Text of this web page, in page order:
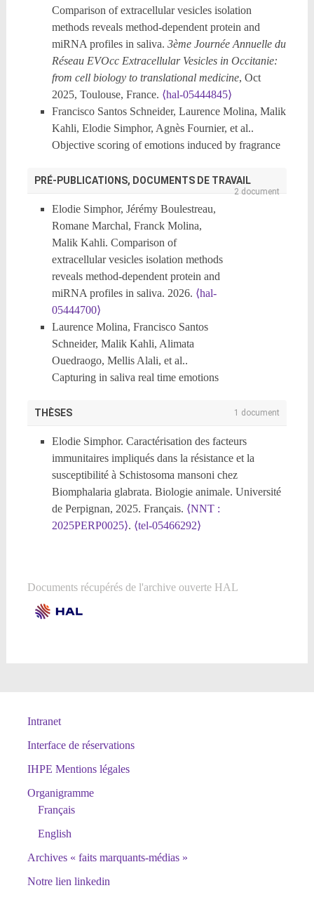
in B. glabrata by a global transcriptomic approach.
Congrès des doctorants de l'Université de Perpignan
UPVDoc, Association des doctorants UPVDoc, Nov
2022, Perpignan, France.⟨hal-03990844⟩
Comparison of extracellular vesicles isolation
methods reveals method-dependent protein and
miRNA profiles in saliva. 3ème Journée Annuelle du
Réseau EVOcc Extracellular Vesicles in Occitanie:
from cell biology to translational medicine, Oct
2025, Toulouse, France. ⟨hal-05444845⟩
Francisco Santos Schneider, Laurence Molina, Malik
Kahli, Elodie Simphor, Agnès Fournier, et al..
Objective scoring of emotions induced by fragrance
test.35th IFSCC Congress, Sep 2025, Cannes,
Malik Kahli, Jeremy Boulestreau, Elodie Simphor,
Laurence Molina, Alimata Ouedraogo, et al..
Extracellular vesicles and miRNAs in saliva: a
promising tool for concussion biomarker discovery.
Congrès de la section 28 CNRS, Jun 2025, Reims,
France.⟨hal-05444867⟩
Elodie Simphor, Jérémy Boulestreau, Romane
Marchal, Franck Molina, Malik Kahli. ISEV2025
Abstract Book.ISEV 2025, Apr 2025, Vienna
(AUSTRIA), Austria. 14 (S1), 2025,
⟨10.1002/jev2.70157⟩. ⟨hal-05421503⟩
immunitaires impliqués dans la résistance ou la
contre son parasite Schistosoma Mansoni (3EME
PRIX POSTER).10e Congrès des Doctorants de
l'UPVD, Nov 2021, Perpignan, France.⟨hal-
04888770⟩
Elodie Simphor, Remi Pichon, Anne Rognon,
Richard Galinier, Benjamin Gourbal, et al.. Selection
mansoni.18th Ecology and Evolution of Infectious
France.
PRÉ-PUBLICATIONS, DOCUMENTS DE TRAVAIL
2 document
Elodie Simphor, Jérémy Boulestreau,
Romane Marchal, Franck Molina,
Malik Kahli. Comparison of
extracellular vesicles isolation methods
reveals method-dependent protein and
miRNA profiles in saliva. 2026. ⟨hal-
05444700⟩
Laurence Molina, Francisco Santos
Schneider, Malik Kahli, Alimata
Ouedraogo, Mellis Alali, et al..
Capturing in saliva real time emotions
emotional assessment based on
2025.⟨hal-05421390⟩
THÈSES 1 document
Elodie Simphor. Caractérisation des facteurs
immunitaires impliqués dans la résistance et la
susceptibilité à Schistosoma mansoni chez
Biomphalaria glabrata. Biologie animale. Université
de Perpignan, 2025. Français. ⟨NNT :
2025PERP0025⟩. ⟨tel-05466292⟩
Documents récupérés de l'archive ouverte HAL
Intranet
Interface de réservations
IHPE Mentions légales
Organigramme
Français
English
Archives « faits marquants-médias »
Notre lien linkedin